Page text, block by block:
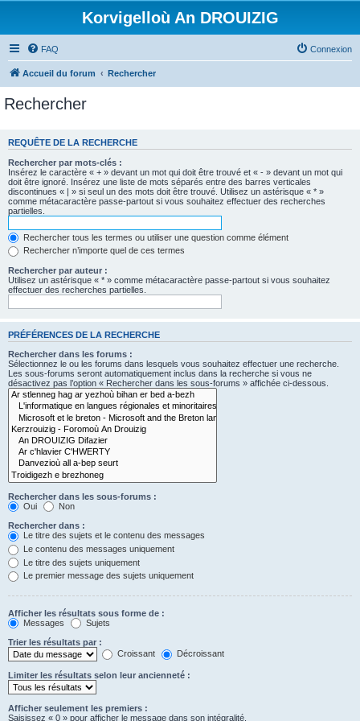
Korvigelloù An DROUIZIG
FAQ Connexion
Accueil du forum Rechercher
Rechercher
REQUÊTE DE LA RECHERCHE
Rechercher par mots-clés :
Insérez le caractère « + » devant un mot qui doit être trouvé et « - » devant un mot qui
doit être ignoré. Insérez une liste de mots séparés entre des barres verticales
discontinues « | » si seul un des mots doit être trouvé. Utilisez un astérisque « * »
comme métacaractère passe-partout si vous souhaitez effectuer des recherches
partielles.
Rechercher tous les termes ou utiliser une question comme élément
Rechercher n’importe quel de ces termes
Rechercher par auteur :
Utilisez un astérisque « * » comme métacaractère passe-partout si vous souhaitez
effectuer des recherches partielles.
PRÉFÉRENCES DE LA RECHERCHE
Rechercher dans les forums :
Sélectionnez le ou les forums dans lesquels vous souhaitez effectuer une recherche.
Les sous-forums seront automatiquement inclus dans la recherche si vous ne
désactivez pas l’option « Rechercher dans les sous-forums » affichée ci-dessous.
Rechercher dans les sous-forums :
Oui
Non
Rechercher dans :
Le titre des sujets et le contenu des messages
Le contenu des messages uniquement
Le titre des sujets uniquement
Le premier message des sujets uniquement
Afficher les résultats sous forme de :
Messages
Sujets
Trier les résultats par :
Croissant
Décroissant
Limiter les résultats selon leur ancienneté :
Afficher seulement les premiers :
Saisissez « 0 » pour afficher le message dans son intégralité.